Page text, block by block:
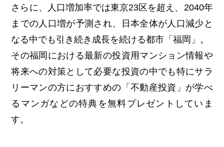
さらに、人口増加率では東京23区を超え、2040年
までの人口増が予測され、日本全体が人口減少と
なる中でも引き続き成長を続ける都市「福岡」。
その福岡における最新の投資用マンション情報や
将来への対策として必要な投資の中でも特にサラ
リーマンの方におすすめの「不動産投資」が学べ
るマンガなどの特典を無料プレゼントしていま
す。